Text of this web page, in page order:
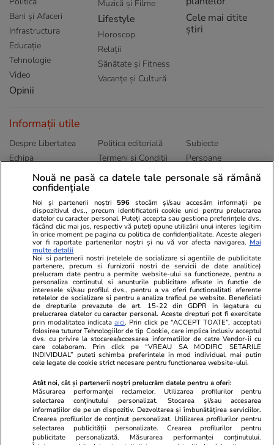
Bani și Afaceri
Infrastructura
Educație
Tehnologie
Video
Opinii
Muzică și Filme
Lifestyle
Horoscop
Relații
Sănătate și Fitness
Vacanțe și Cultură
Cele mai citite
știri
Informații utile
Despre Libertatea
Echipa
Publicitate
Politica de
confidențialitate
Politica editorială
Termeni și Conditii
Abonamente
Subiecte
Persoane
Sitemap
Ringier România
Libertatea pentru
Unica.ro
Program TV
Avantaje
ELLE
Gazeta Sporturilor
Stiri mondene
Calculator sarcina
Ajută Copiii
Locuri de muncă
Imobiliare.ro
Jobradar24
Imoradar24
Colecții Libertatea
Pariază responsabil! Decizia ONJN nr. 821/25.09.2025.
Jocurile de noroc sunt interzise minorilor.
Actualizare preferințe cookies
Nouă ne pasă ca datele tale personale să rămână
confidențiale
Noi și partenerii noștri 596 stocăm și/sau accesăm informații pe
dispozitivul dvs., precum identificatorii cookie unici pentru prelucrarea
datelor cu caracter personal. Puteți accepta sau gestiona preferințele dvs.
făcând clic mai jos, respectiv vă puteți opune utilizării unui interes legitim
în orice moment pe pagina cu politica de confidențialitate. Aceste alegeri
vor fi raportate partenerilor noștri și nu vă vor afecta navigarea. Mai
multe detalii
Noi si partenerii nostri (retelele de socializare si agentiile de publicitate
partenere, precum si furnizorii nostri de servicii de date analitice)
prelucram date pentru a permite website-ului sa functioneze, pentru a
personaliza continutul si anunturile publicitare afisate in functie de
interesele si/sau profilul dvs., pentru a va oferi functionalitati aferente
retelelor de socializare si pentru a analiza traficul pe website. Beneficiati
de drepturile prevazute de art. 15-22 din GDPR in legatura cu
prelucrarea datelor cu caracter personal. Aceste drepturi pot fi exercitate
prin modalitatea indicataaici. Prin click pe “ACCEPT TOATE”, acceptati
folosirea tuturor Tehnologiilor de tip Cookie, care implica inclusiv acceptul
dvs. cu privire la stocarea/accesarea informatiilor de catre Vendor-ii cu
care colaboram. Prin click pe “VREAU SA MODIFIC SETARILE
INDIVIDUAL” puteti schimba preferintele in mod individual, mai putin
cele legate de cookie strict necesare pentru functionarea website-ului.
Atât noi, cât și partenerii noștri prelucrăm datele pentru a oferi:
Măsurarea performanței reclamelor. Utilizarea profilurilor pentru
selectarea conținutului personalizat. Stocarea și/sau accesarea
informațiilor de pe un dispozitiv. Dezvoltarea și îmbunătățirea serviciilor.
Crearea profilurilor de conținut personalizat. Utilizarea profilurilor pentru
selectarea publicității personalizate. Crearea profilurilor pentru
publicitate personalizată. Măsurarea performanței conținutului.